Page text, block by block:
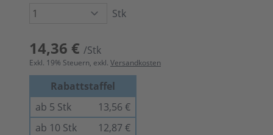
Stk
14,36 € /Stk
Exkl. 19% Steuern, exkl. Versandkosten
Rabattstaffel
ab 5 Stk
13,56 €
ab 10 Stk
12,87 €